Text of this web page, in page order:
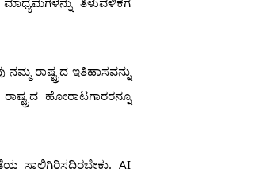
ರಾಷ್ಟ್ರದ ಇತಿಹಾಸವನ್ನು
ಹೋರಾಟಗಾರರನ್ನೂ
ಸಾಲಿಗಿರಿಸದಿರಬೇಕು. AI